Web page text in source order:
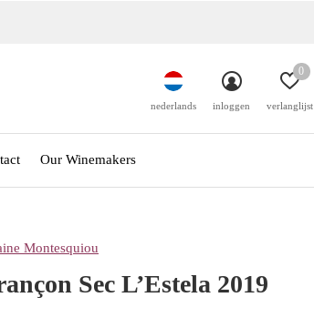
Our Winemakers
nederlands inloggen verlanglijst
0
Montesquiou
Sec L’Estela 2019